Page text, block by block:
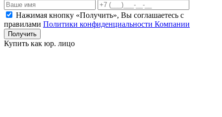
Нажимая кнопку «Получить», Вы соглашаетесь c
правилами Политики конфиденциальности Компании
Получить
Купить как юр. лицо